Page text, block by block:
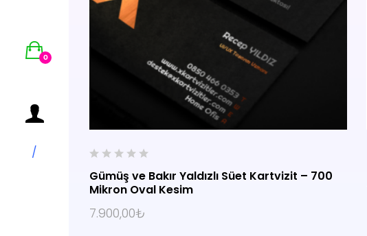
0
/
0
o
u
t
o
Gümüş ve Bakır Yaldızlı Süet Kartvizit – 700
Mikron Oval Kesim
7.900,00₺